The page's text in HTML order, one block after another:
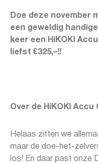
Doe deze november
een geweldig
keer een HiKOKI
liefst €325,–!!
Over de HiKOKI Accu
Helaas zitten we
maar de doe-het-
los! En daar past onze